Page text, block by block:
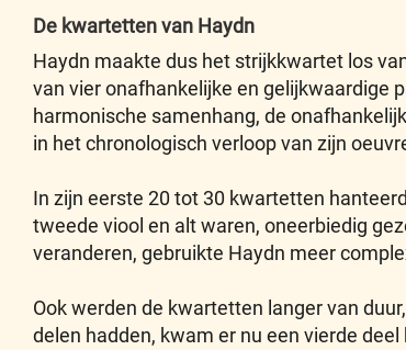
De kwartetten van Haydn
Haydn maakte dus het strijkkwartet los
van vier onafhankelijke en gelijkwaardige
harmonische samenhang, de
in het chronologisch verloop van zijn
In zijn eerste 20 tot 30 kwartetten
tweede viool en alt waren, oneerbiedig
veranderen, gebruikte Haydn meer
Ook werden de kwartetten langer van
delen hadden, kwam er nu een vierde